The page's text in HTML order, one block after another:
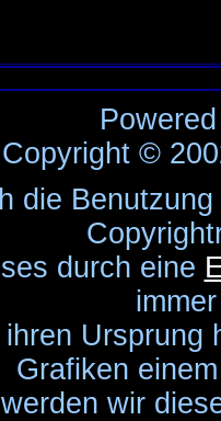
Copyright ©
die
durch eine
Ursprung
Grafiken
wir